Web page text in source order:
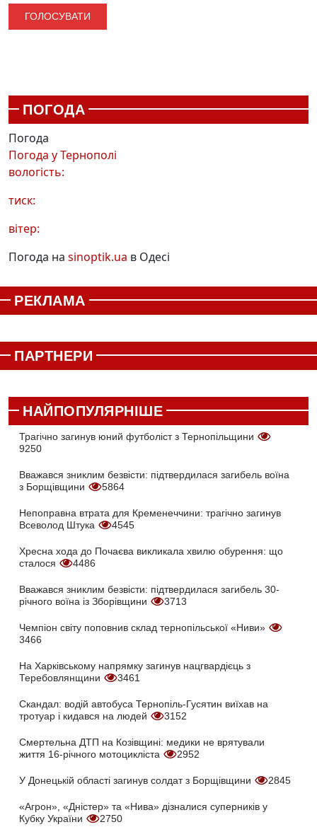
ПОГОДА
Погода
Погода уТернополі
вологість:
тиск:
вітер:
Погода на sinoptik.ua в Одесі
РЕКЛАМА
ПАРТНЕРИ
НАЙПОПУЛЯРНІШЕ
Трагічно загинув юний футболіст з Тернопільщини
9250
Вважався зниклим безвісти: підтвердилася загибель воїна
з Борщівщини
5864
Непоправна втрата для Кременеччини: трагічно загинув
Всеволод Штука
4545
Хресна хода до Почаєва викликала хвилю обурення: що
сталося
4486
Вважався зниклим безвісти: підтвердилася загибель 30-
річного воїна із Зборівщини
3713
Чемпіон світу поповнив склад тернопільської «Ниви»
3466
На Харківському напрямку загинув нацгвардієць з
Теребовлянщини
3461
Скандал: водій автобуса Тернопіль-Гусятин виїхав на
тротуар і кидався на людей
3152
Смертельна ДТП на Козівщині: медики не врятували
життя 16-річного мотоцикліста
2952
У Донецькій області загинув солдат з Борщівщини 2845
«Агрон», «Дністер» та «Нива» дізналися суперників у
Кубку України
2750